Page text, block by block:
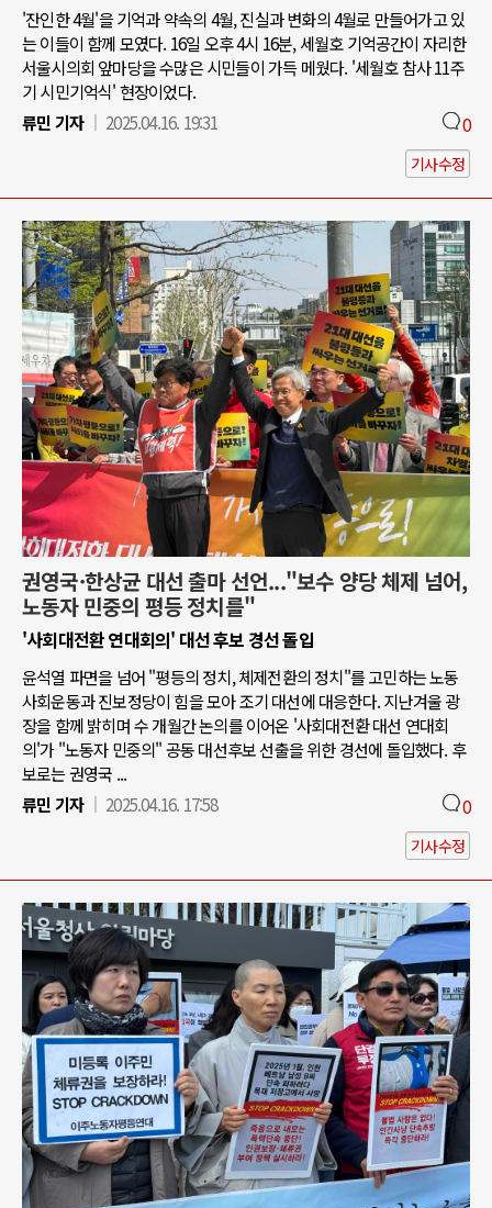
'잔인한 4월'을 기억과 약속의 4월, 진실과 변화의 4월로 만들어가고 있
는 이들이 함께 모였다. 16일 오후 4시 16분, 세월호 기억공간이 자리한
서울시의회 앞마당을 수많은 시민들이 가득 메웠다. '세월호 참사 11주
기 시민기억식' 현장이었다.
류민 기자
2025.04.16. 19:31 0
기사수정
권영국·한상균 대선 출마 선언..."보수 양당 체제 넘어,
노동자 민중의 평등 정치를"
'사회대전환 연대회의' 대선 후보 경선 돌입
윤석열 파면을 넘어 "평등의 정치, 체제전환의 정치"를 고민하는 노동
사회운동과 진보정당이 힘을 모아 조기 대선에 대응한다. 지난겨울 광
장을 함께 밝히며 수 개월간 논의를 이어온 '사회대전환 대선 연대회
의'가 "노동자 민중의" 공동 대선후보 선출을 위한 경선에 돌입했다. 후
보로는 권영국 ...
류민 기자
2025.04.16. 17:58 0
기사수정